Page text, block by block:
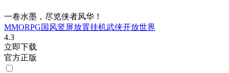
一卷水墨，尽览侠者风华！
MMORPG国风竖屏放置挂机武侠开放世界
4.3
立即下载
官方正版